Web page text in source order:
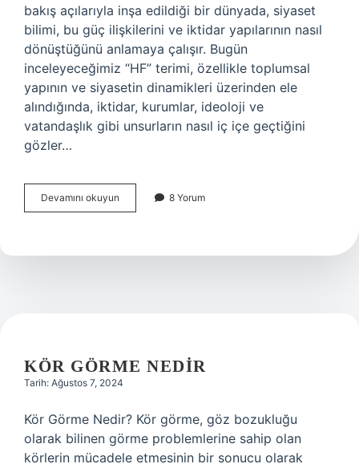
bakış açılarıyla inşa edildiği bir dünyada, siyaset
bilimi, bu güç ilişkilerini ve iktidar yapılarının nasıl
dönüştüğünü anlamaya çalışır. Bugün
inceleyeceğimiz “HF” terimi, özellikle toplumsal
yapının ve siyasetin dinamikleri üzerinden ele
alındığında, iktidar, kurumlar, ideoloji ve
vatandaşlık gibi unsurların nasıl iç içe geçtiğini
gözler…
Devamını okuyun
yaygın
?
8 Yorum
KÖR GÖRME NEDIR
Tarih: Ağustos 7, 2024
Kör Görme Nedir? Kör görme, göz bozukluğu
olarak bilinen görme problemlerine sahip olan
körlerin mücadele etmesinin bir sonucu olarak